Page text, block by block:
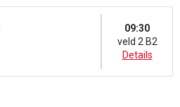
09:30
veld 2 B2
Details